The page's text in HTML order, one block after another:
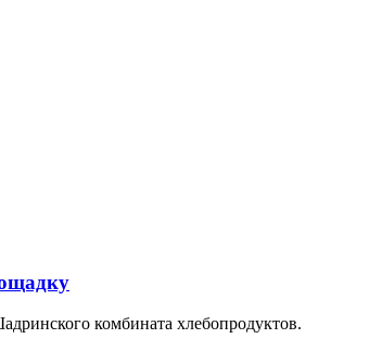
комбината хлебопродуктов.